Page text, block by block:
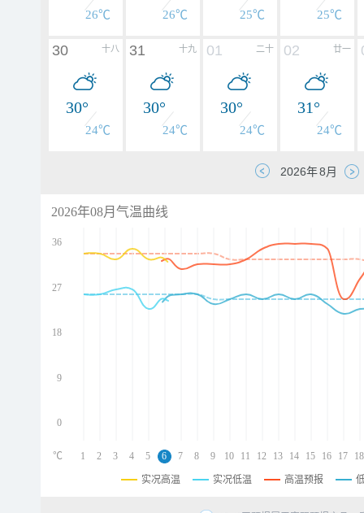
26℃ 26℃ 25℃ 25℃
十八
30
30°
24℃
十九
31
30°
24℃
二十
01
30°
24℃
廿一
02
31°
24℃
2026年08月气温曲线
36
27
18
9
0
1 2 3 4 5 6 7 8 9 10 11 12 13 14 15 16 17 18
℃
实况高温 实况低温 高温预报